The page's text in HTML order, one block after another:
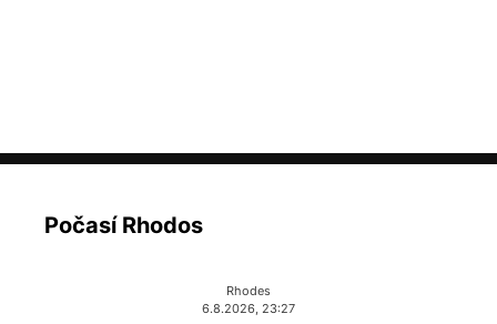
Počasí Rhodos
Rhodes
6.8.2026, 23:27